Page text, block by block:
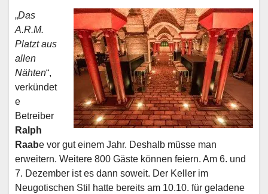
„Das
A.R.M.
Platzt aus
allen
Nähten“,
verkündet
e
Betreiber
Ralph
Raabe vor gut einem Jahr. Deshalb müsse man
erweitern. Weitere 800 Gäste können feiern. Am 6. und
7. Dezember ist es dann soweit. Der Keller im
Neugotischen Stil hatte bereits am 10.10. für geladene